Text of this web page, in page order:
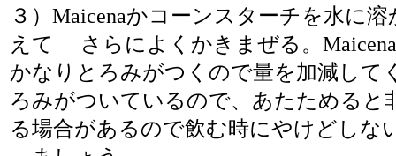
３）Maicenaかコーンスターチを水に
えて さらによくかきまぜる。
かなりとろみがつくので量を加減して
ろみがついているので、あたためる
る場合があるので飲む時にやけどしな